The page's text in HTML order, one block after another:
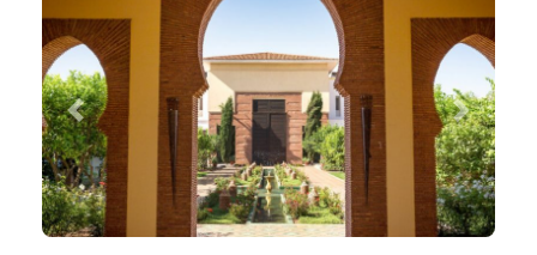
Previous Next